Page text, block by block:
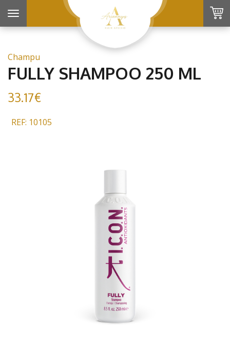
Toggle
navigation
Champu
FULLY SHAMPOO 250 ML
33.17€
REF: 10105